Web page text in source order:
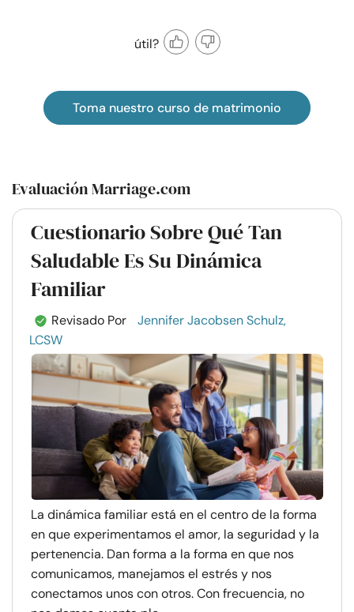
útil?
Toma nuestro curso de matrimonio
Evaluación Marriage.com
Cuestionario Sobre Qué Tan
Saludable Es Su Dinámica
Familiar
Revisado Por
Jennifer Jacobsen Schulz,
LCSW
La dinámica familiar está en el centro de la forma
en que experimentamos el amor, la seguridad y la
pertenencia. Dan forma a la forma en que nos
comunicamos, manejamos el estrés y nos
conectamos unos con otros. Con frecuencia, no